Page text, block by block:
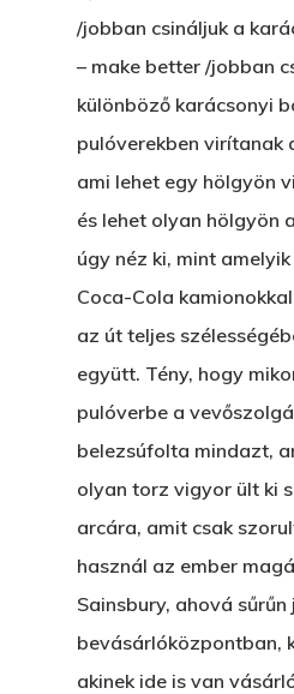
/jobban csináljuk a
– make better /jobban
különböző karácsonyi
pulóverekben virítanak
ami lehet egy hölgyön
és lehet olyan hölgyön
úgy néz ki, mint
Coca-Cola
az út teljes
együtt. Tény, hogy
pulóverbe a
belezsúfolta mindazt,
olyan torz vigyor ült ki
arcára, amit csak
használ az ember
Sainsbury, ahová
bevásárlóközpontban,
akinek ide is van